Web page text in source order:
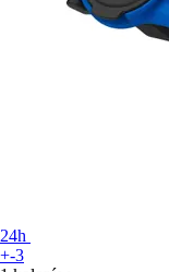
24h
+-3